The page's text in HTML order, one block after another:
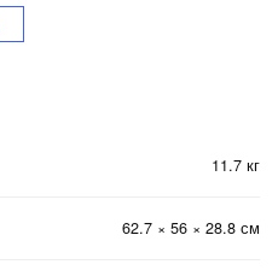
11.7 кг
62.7 × 56 × 28.8 см